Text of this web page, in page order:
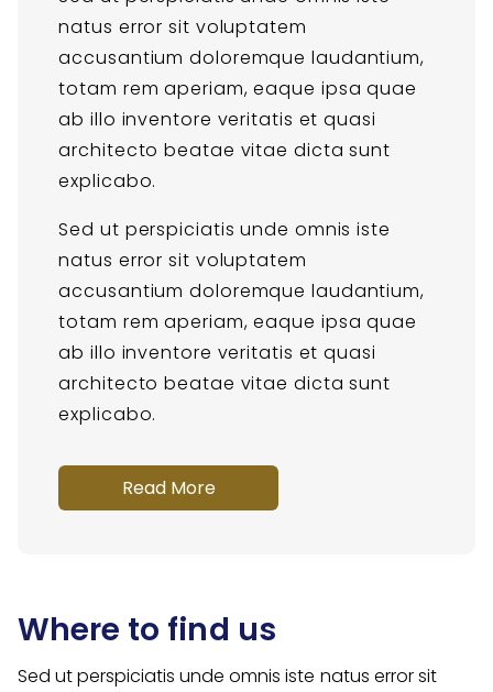
natus error sit voluptatem
accusantium doloremque laudantium,
totam rem aperiam, eaque ipsa quae
ab illo inventore veritatis et quasi
architecto beatae vitae dicta sunt
explicabo.
Sed ut perspiciatis unde omnis iste
natus error sit voluptatem
accusantium doloremque laudantium,
totam rem aperiam, eaque ipsa quae
ab illo inventore veritatis et quasi
architecto beatae vitae dicta sunt
explicabo.
Read More
Where to find us
Sed ut perspiciatis unde omnis iste natus error sit